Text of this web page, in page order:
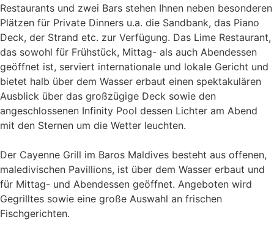
Restaurants und zwei Bars stehen Ihnen neben besonderen
Plätzen für Private Dinners u.a. die Sandbank, das Piano
Deck, der Strand etc. zur Verfügung. Das Lime Restaurant,
das sowohl für Frühstück, Mittag- als auch Abendessen
geöffnet ist, serviert internationale und lokale Gericht und
bietet halb über dem Wasser erbaut einen spektakulären
Ausblick über das großzügige Deck sowie den
angeschlossenen Infinity Pool dessen Lichter am Abend
mit den Sternen um die Wetter leuchten.
Der Cayenne Grill im Baros Maldives besteht aus offenen,
maledivischen Pavillions, ist über dem Wasser erbaut und
für Mittag- und Abendessen geöffnet. Angeboten wird
Gegrilltes sowie eine große Auswahl an frischen
Fischgerichten.